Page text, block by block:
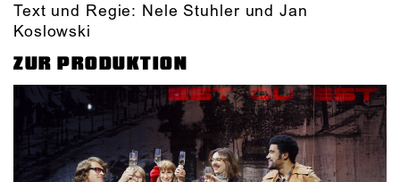
Text und Regie: Nele Stuhler und Jan
Koslowski
ZUR PRODUKTION